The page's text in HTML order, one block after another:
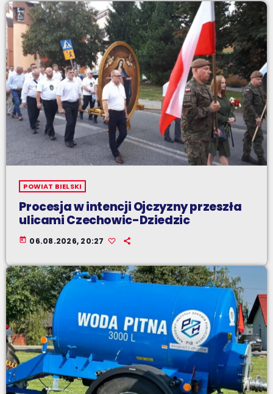
POWIAT BIELSKI
Procesja w intencji Ojczyzny przeszła
ulicami Czechowic-Dziedzic
today 06.08.2026, 20:27